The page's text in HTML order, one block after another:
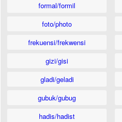
formal/formil
foto/photo
frekuensi/frekwensi
gizi/gisi
gladi/geladi
gubuk/gubug
hadis/hadist